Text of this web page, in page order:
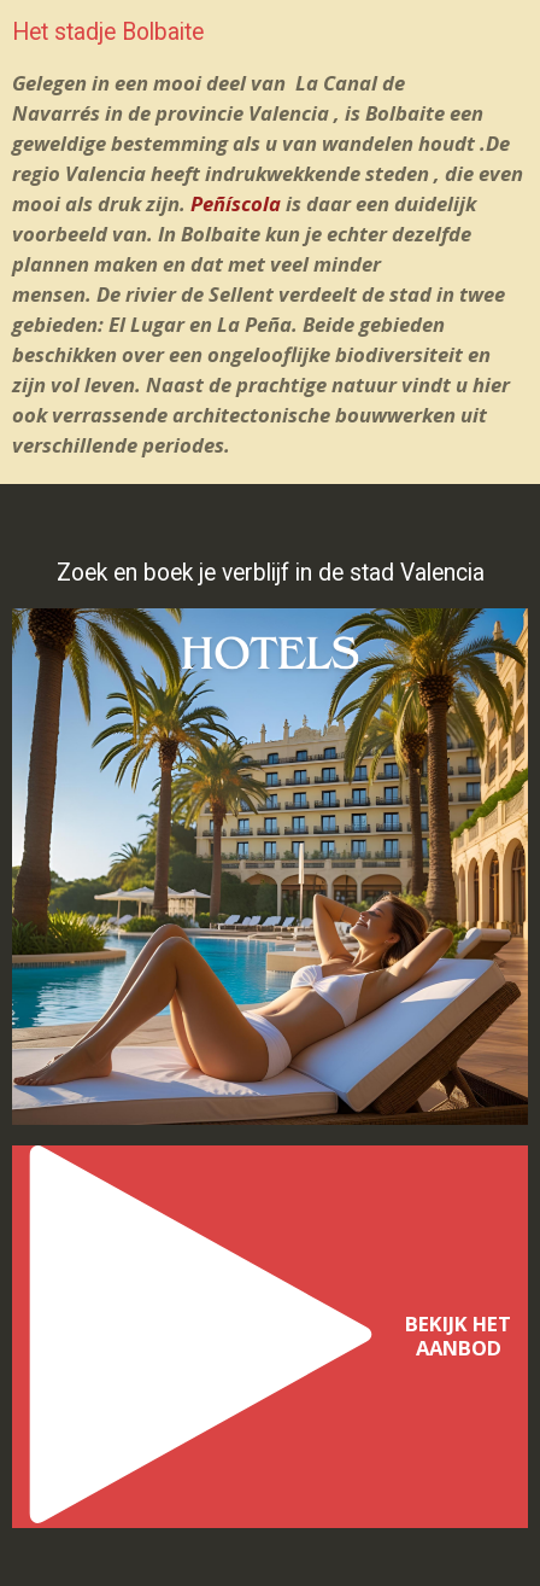
Het stadje Bolbaite
Gelegen in een mooi deel van La Canal de
Navarrésindeprovincie Valencia, is Bolbaite een
geweldige bestemming als u van wandelenhoudt .De
regio Valencia heeft indrukwekkende steden , die even
mooi als druk zijn. Peñíscolais daar een duidelijk
voorbeeld van. In Bolbaite kun je echter dezelfde
plannen maken en dat met veel minder
mensen. De rivier de Sellent verdeelt de stad in twee
gebieden: El Lugar en La Peña. Beide gebieden
beschikken over een ongelooflijke biodiversiteit en
zijn vol leven. Naast de prachtige natuur vindt u hier
ook verrassende architectonische bouwwerken uit
verschillende periodes.
Zoek en boek je verblijf in de stad Valencia
BEKIJK HET
AANBOD